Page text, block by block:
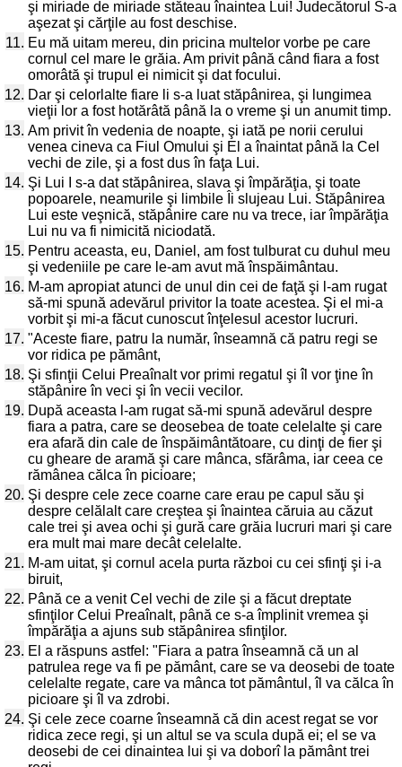
şi miriade de miriade stăteau înaintea Lui! Judecătorul S-a
aşezat şi cărţile au fost deschise.
11. Eu mă uitam mereu, din pricina multelor vorbe pe care
cornul cel mare le grăia. Am privit până când fiara a fost
omorâtă şi trupul ei nimicit şi dat focului.
12. Dar şi celorlalte fiare li s-a luat stăpânirea, şi lungimea
vieţii lor a fost hotărâtă până la o vreme şi un anumit timp.
13. Am privit în vedenia de noapte, şi iată pe norii cerului
venea cineva ca Fiul Omului şi El a înaintat până la Cel
vechi de zile, şi a fost dus în faţa Lui.
14. Şi Lui I s-a dat stăpânirea, slava şi împărăţia, şi toate
popoarele, neamurile şi limbile Îi slujeau Lui. Stăpânirea
Lui este veşnică, stăpânire care nu va trece, iar împărăţia
Lui nu va fi nimicită niciodată.
15. Pentru aceasta, eu, Daniel, am fost tulburat cu duhul meu
şi vedeniile pe care le-am avut mă înspăimântau.
16. M-am apropiat atunci de unul din cei de faţă şi l-am rugat
să-mi spună adevărul privitor la toate acestea. Şi el mi-a
vorbit şi mi-a făcut cunoscut înţelesul acestor lucruri.
17. "Aceste fiare, patru la număr, înseamnă că patru regi se
vor ridica pe pământ,
18. Şi sfinţii Celui Preaînalt vor primi regatul şi îl vor ţine în
stăpânire în veci şi în vecii vecilor.
19. După aceasta l-am rugat să-mi spună adevărul despre
fiara a patra, care se deosebea de toate celelalte şi care
era afară din cale de înspăimântătoare, cu dinţi de fier şi
cu gheare de aramă şi care mânca, sfărâma, iar ceea ce
rămânea călca în picioare;
20. Şi despre cele zece coarne care erau pe capul său şi
despre celălalt care creştea şi înaintea căruia au căzut
cale trei şi avea ochi şi gură care grăia lucruri mari şi care
era mult mai mare decât celelalte.
21. M-am uitat, şi cornul acela purta război cu cei sfinţi şi i-a
biruit,
22. Până ce a venit Cel vechi de zile şi a făcut dreptate
sfinţilor Celui Preaînalt, până ce s-a împlinit vremea şi
împărăţia a ajuns sub stăpânirea sfinţilor.
23. El a răspuns astfel: "Fiara a patra înseamnă că un al
patrulea rege va fi pe pământ, care se va deosebi de toate
celelalte regate, care va mânca tot pământul, îl va călca în
picioare şi îl va zdrobi.
24. Şi cele zece coarne înseamnă că din acest regat se vor
ridica zece regi, şi un altul se va scula după ei; el se va
deosebi de cei dinaintea lui şi va doborî la pământ trei